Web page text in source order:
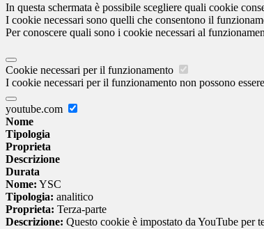
In questa schermata è possibile scegliere quali cookie
I cookie necessari sono quelli che consentono il
Per conoscere quali sono i cookie necessari al
Cookie necessari per il funzionamento
I cookie necessari per il funzionamento non possono
youtube.com
Nome
Tipologia
Proprieta
Descrizione
Durata
Nome: YSC
Tipologia: analitico
Proprieta: Terza-parte
Descrizione: Questo cookie è impostato da YouTube per